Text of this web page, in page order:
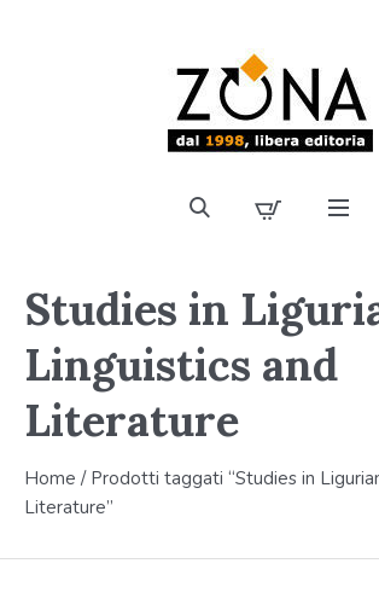
Studies in
Linguistics and
Literature
Home / Prodotti taggati “Studies in
Literature”